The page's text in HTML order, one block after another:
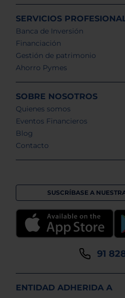
SERVICIOS
Banca de Inversión
Financiación
Gestión de patrimonio
Ahorro Pymes
SOBRE NOSOTROS
Quienes somos
Eventos Financieros
Blog
Contacto
SUSCRÍBASE A
91
ENTIDAD ADHERIDA A